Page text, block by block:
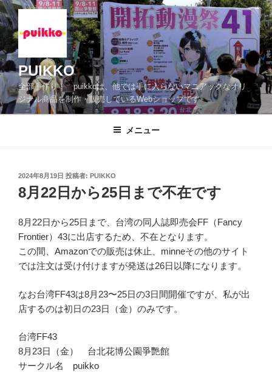
コ
ン
テ
ン
ツ
へ
ス
キ
PUIKKO
全部手作り！ puikkoは、他では手に入らないマニアックなオリ
ジナル商品を制作・販売しているWebショップです
メニュー
投
稿
日:
2024年8月19日 投稿者: PUIKKO
8月22日から25日まで不在です
8月22日から25日まで、台湾の同人誌即売会FF（Fancy
Frontier）43に出店するため、不在となります。
この間、Amazonでの販売は休止、minneその他のサイト
では注文は受け付けますが発送は26日以降になります。
なお台湾FF43は8月23〜25日の3日間開催ですが、私が出
店するのは初日の23日（金）のみです。
台湾FF43
8月23日（金） 台北花博公園爭艷館
サークル名 puikko